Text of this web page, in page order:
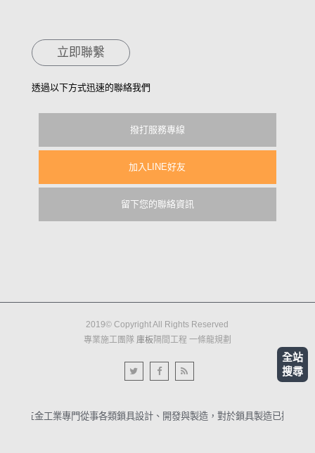
全站
搜尋
立即聯繫
透過以下方式迅速的聯絡我們
撥打服務專線
加入LINE好友
留下您的聯絡資訊
2019© Copyright All Rights Reserved
專業施工團隊 庫板隔間工程 一條龍規劃
銘泰五金工業專門從事各類鎖具設計、開發與製造，對於鎖具製造已擁有